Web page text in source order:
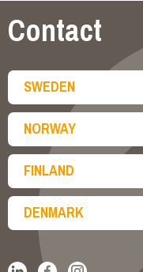
Contact
SWEDEN
NORWAY
FINLAND
DENMARK